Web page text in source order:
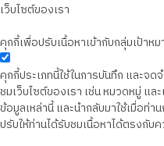
เว็บไซต์ของเรา
คุกกี้เพื่อปรับเนื้อหาเข้ากับกลุ่มเป้าห
คุกกี้ประเภทนี้ใช้ในการบันทึก และจ
ชมเว็บไซต์ของเรา เช่น หมวดหมู่ แ
ข้อมูลเหล่านี้ และนำกลับมาใช้เมื่อท่า
ปรับให้ท่านได้รับชมเนื้อหาได้ตรงกับ